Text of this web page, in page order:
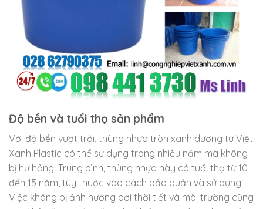
Độ bền và tuổi thọ sản phẩm
Với độ bền vượt trội, thùng nhựa tròn xanh dương từ Việt
Xanh Plastic có thể sử dụng trong nhiều năm mà không
bị hư hỏng. Trung bình, thùng nhựa này có tuổi thọ từ 10
đến 15 năm, tùy thuộc vào cách bảo quản và sử dụng.
Việc không bị ảnh hưởng bởi thời tiết và môi trường cũng